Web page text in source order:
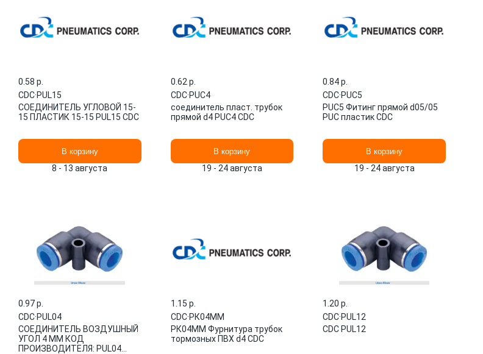
0.58 p.
CDC·PUL15
СОЕДИНИТЕЛЬ УГЛОВОЙ 15-
15 ПЛАСТИК 15-15 PUL15 CDC
В корзину
8 - 13 августа
0.62 p.
CDC·PUC4
соединитель пласт. трубок
прямой d4 PUC4 CDC
В корзину
19 - 24 августа
0.84 p.
CDC·PUC5
PUC5 Фитинг прямой d05/05
PUC пластик CDC
В корзину
19 - 24 августа
0.97 p.
CDC·PUL04
СОЕДИНИТЕЛЬ ВОЗДУШНЫЙ
УГОЛ 4 ММ КОД
ПРОИЗВОДИТЕЛЯ: PUL04
1.15 p.
CDC·РК04ММ
РК04ММ Фурнитура трубок
тормозных ПВХ d4 CDC
1.20 p.
CDC·PUL12
CDC PUL12